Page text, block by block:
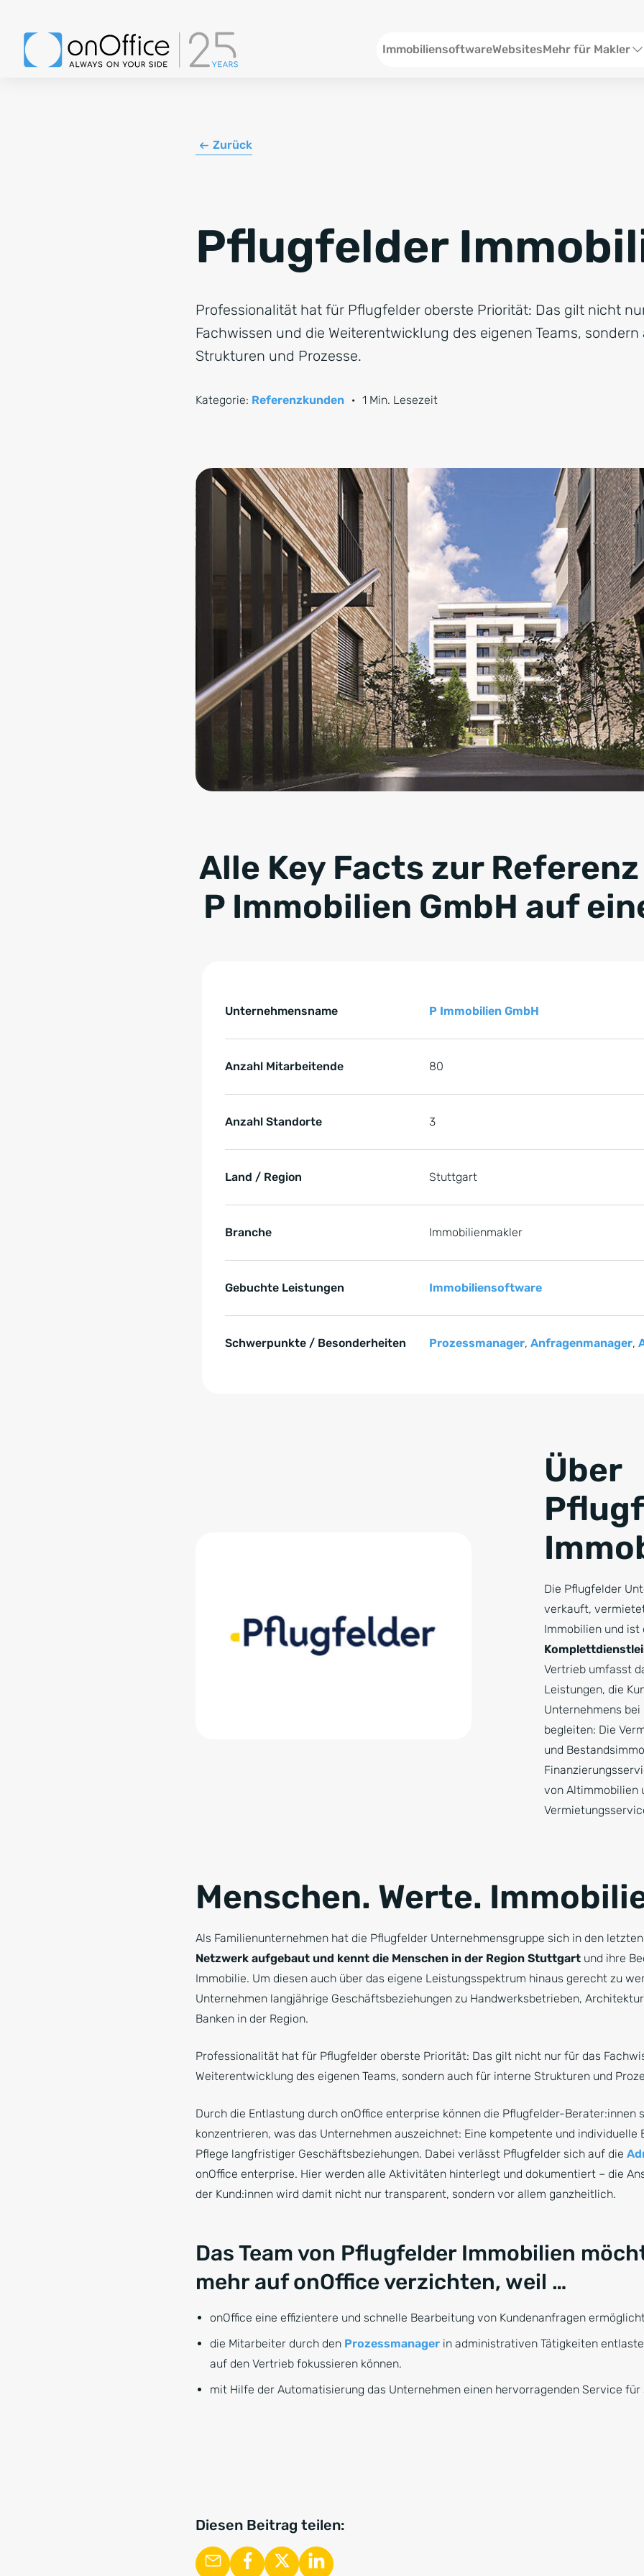
Header
ImmobiliensoftwareWebsitesMehr für Makler
Newsletter-Pakete
Zurück
Pflugfelder
Professionalität hat für Pflugfelder oberste Priorität: Das gilt nicht
Fachwissen und die Weiterentwicklung des eigenen Teams,
Strukturen und Prozesse.
Kategorie: Referenzkunden · 1 Min. Lesezeit
Alle Key Facts zur
P Immobilien GmbH auf
Unternehmensname
P Immobilien GmbH
Anzahl Mitarbeitende 80
Anzahl Standorte 3
Land / Region Stuttgart
Branche Immobilienmakler
Gebuchte Leistungen Immobiliensoftware
Schwerpunkte / Besonderheiten Prozessmanager, Anfragenmanager,
Über
Die Pflugfelder
verkauft,
Immobilien und
Vertrieb umfasst
Leistungen, die
Unternehmens
begleiten: Die
und
von Altimmobilien
Menschen. Werte.
Als Familienunternehmen hat die Pflugfelder Unternehmensgruppe sich in den
Netzwerk aufgebaut und kennt die Menschen in der Region Stuttgart und ihre
Immobilie. Um diesen auch über das eigene Leistungsspektrum hinaus gerecht zu
Unternehmen langjährige Geschäftsbeziehungen zu Handwerksbetrieben,
Banken in der Region.
Professionalität hat für Pflugfelder oberste Priorität: Das gilt nicht nur für das
Weiterentwicklung des eigenen Teams, sondern auch für interne Strukturen und
Durch die Entlastung durch onOffice enterprise können die Pflugfelder-Berater:innen
konzentrieren, was das Unternehmen auszeichnet: Eine kompetente und individuelle
Pflege langfristiger Geschäftsbeziehungen. Dabei verlässt Pflugfelder sich auf die
onOffice enterprise. Hier werden alle Aktivitäten hinterlegt und dokumentiert – die
der Kund:innen wird damit nicht nur transparent, sondern vor allem ganzheitlich.
Das Team von Pflugfelder Immobilien
mehr auf onOffice verzichten, weil …
onOffice eine effizientere und schnelle Bearbeitung von Kundenanfragen
die Mitarbeiter durch den Prozessmanager in administrativen Tätigkeiten
auf den Vertrieb fokussieren können.
mit Hilfe der Automatisierung das Unternehmen einen hervorragenden Service für
Diesen Beitrag teilen: